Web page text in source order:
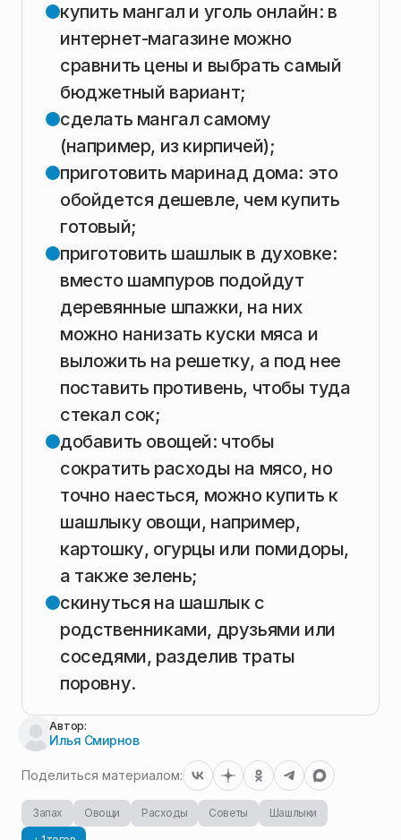
купить мангал и уголь онлайн: в
интернет-магазине можно
сравнить цены и выбрать самый
бюджетный вариант;
сделать мангал самому
(например, из кирпичей);
приготовить маринад дома: это
обойдется дешевле, чем купить
готовый;
приготовить шашлык в духовке:
вместо шампуров подойдут
деревянные шпажки, на них
можно нанизать куски мяса и
выложить на решетку, а под нее
поставить противень, чтобы туда
стекал сок;
добавить овощей: чтобы
сократить расходы на мясо, но
точно наесться, можно купить к
шашлыку овощи, например,
картошку, огурцы или помидоры,
а также зелень;
скинуться на шашлык с
родственниками, друзьями или
соседями, разделив траты
поровну.
Автор:
Илья Смирнов
Поделиться материалом:
Запах Овощи Расходы Советы
Шашлыки